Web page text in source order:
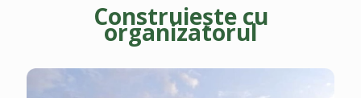
Construiește cu
organizatorul